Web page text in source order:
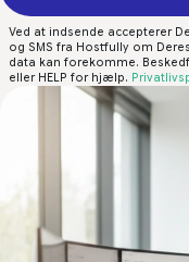
Ved at indsende accepterer
og SMS fra Hostfully om
data kan forekomme.
eller HELP for hjælp.